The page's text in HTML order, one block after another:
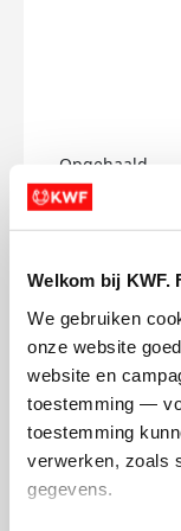
Welkom bij KWF.
We gebruiken
onze website
website en
toestemming —
toestemming
verwerken, zoals
gegevens.
Opgehaald
€0